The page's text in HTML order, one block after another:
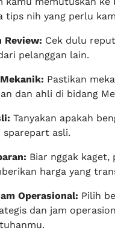
tips nih yang perlu
Review: Cek dulu
pelanggan lain.
Pastikan
dan ahli di bidang
Tanyakan apakah
sparepart asli.
Biar nggak kaget,
harga yang
Operasional: Pilih
dan jam